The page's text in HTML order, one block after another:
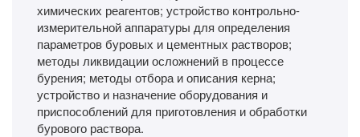
химических реагентов; устройство контрольно-
измерительной аппаратуры для определения
параметров буровых и цементных растворов;
методы ликвидации осложнений в процессе
бурения; методы отбора и описания керна;
устройство и назначение оборудования и
приспособлений для приготовления и обработки
бурового раствора.